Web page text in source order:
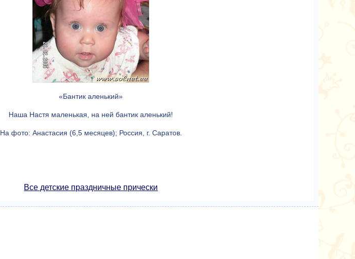
«Бантик аленький»
Наша Настя маленькая, на ней бантик аленький!
На фото: Анастасия (6,5 месяцев); Россия, г. Саратов.
Все детские праздничные прически